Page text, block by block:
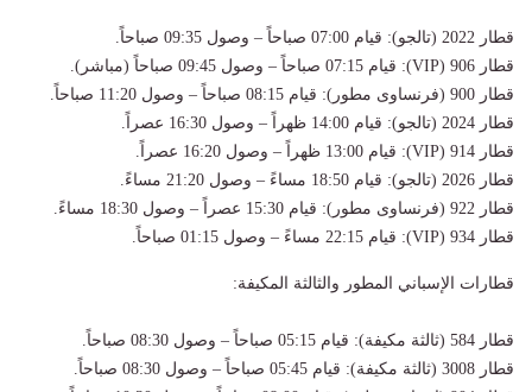
قطار 2022 (تالجو): قيام 07:00 صباحاً – وصول 09:35 صباحاً.
قطار 906 (VIP): قيام 07:15 صباحاً – وصول 09:45 صباحاً (مباشر).
قطار 900 (فرنساوى مطور): قيام 08:15 صباحاً – وصول 11:20 صباحاً.
قطار 2024 (تالجو): قيام 14:00 ظهراً – وصول 16:30 عصراً.
قطار 914 (VIP): قيام 13:00 ظهراً – وصول 16:20 عصراً.
قطار 2026 (تالجو): قيام 18:50 مساءً – وصول 21:20 مساءً.
قطار 922 (فرنساوى مطور): قيام 15:30 عصراً – وصول 18:30 مساءً.
قطار 934 (VIP): قيام 22:15 مساءً – وصول 01:15 صباحاً.
قطارات الإسباني المطور والثالثة المكيفة:
قطار 584 (ثالثة مكيفة): قيام 05:15 صباحاً – وصول 08:30 صباحاً.
قطار 3008 (ثالثة مكيفة): قيام 05:45 صباحاً – وصول 08:30 صباحاً.